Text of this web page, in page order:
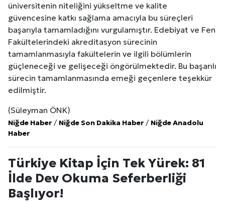
üniversitenin niteliğini yükseltme ve kalite
güvencesine katkı sağlama amacıyla bu süreçleri
başarıyla tamamladığını vurgulamıştır. Edebiyat ve Fen
Fakültelerindeki akreditasyon sürecinin
tamamlanmasıyla fakültelerin ve ilgili bölümlerin
güçleneceği ve gelişeceği öngörülmektedir. Bu başarılı
sürecin tamamlanmasında emeği geçenlere teşekkür
edilmiştir.
(Süleyman ÖNK)
Niğde Haber / Niğde Son Dakika Haber / Niğde Anadolu
Haber
Türkiye Kitap İçin Tek Yürek: 81
İlde Dev Okuma Seferberliği
Başlıyor!